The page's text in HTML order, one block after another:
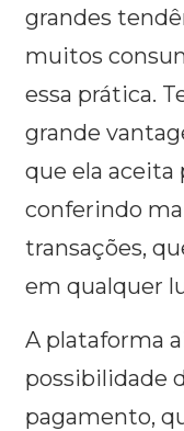
grandes
muitos
essa prática.
grande
que ela aceita
conferindo
transações,
em qualquer
A plataforma
possibilidade
pagamento,